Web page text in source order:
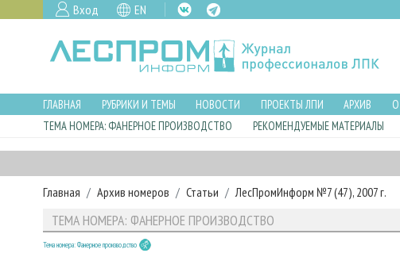
Вход EN
ГЛАВНАЯ РУБРИКИ И ТЕМЫ НОВОСТИ ПРОЕКТЫ ЛПИ АРХИВ
ТЕМА НОМЕРА: ФАНЕРНОЕ ПРОИЗВОДСТВО
РЕКОМЕНДУЕМЫЕ МАТЕРИАЛЫ
Главная Архив номеров Статьи ЛесПромИнформ №7 (47), 2007 г.
ТЕМА НОМЕРА: ФАНЕРНОЕ ПРОИЗВОДСТВО
Тема номера: Фанерное производство